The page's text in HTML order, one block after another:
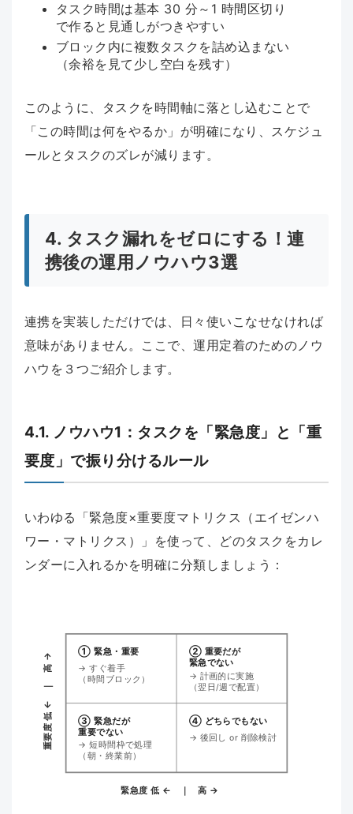
タスク時間は基本 30 分～1 時間区切り
で作ると見通しがつきやすい
ブロック内に複数タスクを詰め込まない
（余裕を見て少し空白を残す）
このように、タスクを時間軸に落とし込むことで
「この時間は何をやるか」が明確になり、スケジュ
ールとタスクのズレが減ります。
4. タスク漏れをゼロにする！連
携後の運用ノウハウ3選
連携を実装しただけでは、日々使いこなせなければ
意味がありません。ここで、運用定着のためのノウ
ハウを３つご紹介します。
4.1. ノウハウ1：タスクを「緊急度」と「重
要度」で振り分けるルール
いわゆる「緊急度×重要度マトリクス（エイゼンハ
ワー・マトリクス）」を使って、どのタスクをカレ
ンダーに入れるかを明確に分類しましょう：
① 緊急・重要 ② 重要だが
緊急でない
③ 緊急だが
重要でない
④ どちらでもない
→ すぐ着手
（時間ブロック）
→ 計画的に実施
（翌日/週で配置）
→ 短時間枠で処理
（朝・終業前）
→ 後回し or 削除検討
緊急度 低 ← ｜ 高 →
重要度 低 ← ｜ 高 →